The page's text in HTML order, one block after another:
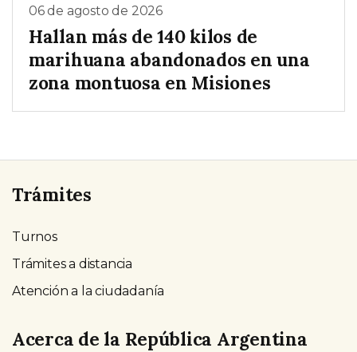
06 de agosto de 2026
Hallan más de 140 kilos de
marihuana abandonados en una
zona montuosa en Misiones
Trámites
Turnos
Trámites a distancia
Atención a la ciudadanía
Acerca de la República Argentina